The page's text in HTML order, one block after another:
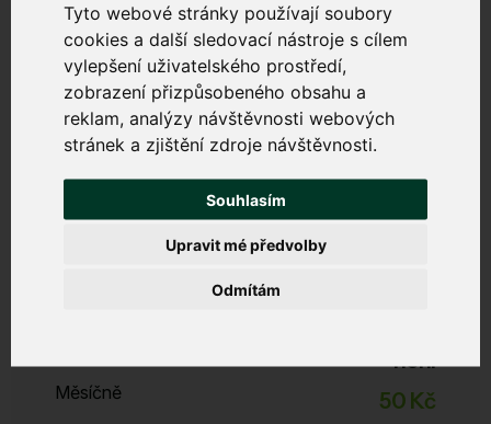
Tyto webové stránky používají soubory
cookies a další sledovací nástroje s cílem
vylepšení uživatelského prostředí,
zobrazení přizpůsobeného obsahu a
reklam, analýzy návštěvnosti webových
stránek a zjištění zdroje návštěvnosti.
Souhlasím
Odmítám
Upravit mé předvolby
Bezpečný internet
Chrání váš počítač, tablet a mobil před viry, malwarem,
zpomalování zařízení a nevyžádanému obsahu.
není
Měsíčně 50 Kč